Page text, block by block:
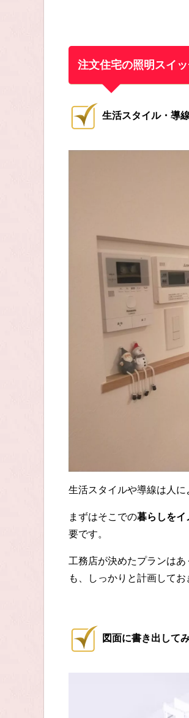
注文住宅の照明スイ
生活スタイル・導
生活スタイルや導線は人に
まずはそこでの暮らしをイ
要です。
工務店が決めたプランは
も、しっかりと計画してお
図面に書き出して